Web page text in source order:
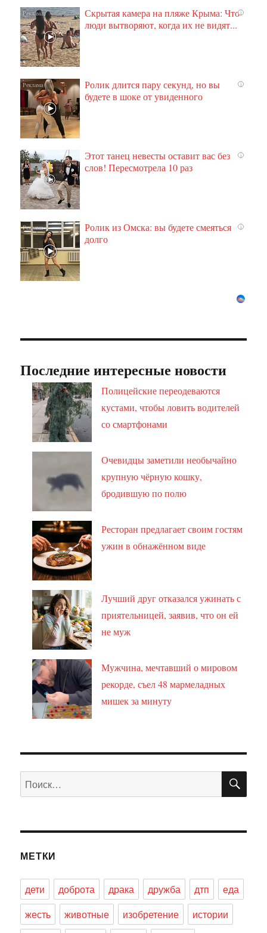
i
Скрытая камера на пляже Крыма: Что
люди вытворяют, когда их не видят...
i
Ролик длится пару секунд, но вы
будете в шоке от увиденного
i
Этот танец невесты оставит вас без
слов! Пересмотрела 10 раз
i
Ролик из Омска: вы будете смеяться
долго
Последние интересные новости
Полицейские переодеваются
кустами, чтобы ловить водителей
со смартфонами
Очевидцы заметили необычайно
крупную чёрную кошку,
бродившую по полю
Ресторан предлагает своим гостям
ужин в обнажённом виде
Лучший друг отказался ужинать с
приятельницей, заявив, что он ей
не муж
Мужчина, мечтавший о мировом
рекорде, съел 48 мармеладных
мишек за минуту
Искать:
МЕТКИ
дети доброта драка дружба дтп
еда
жесть
животные изобретение
истории